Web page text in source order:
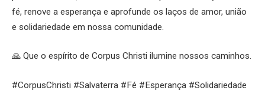
fé, renove a esperança e aprofunde os laços de amor, união
e solidariedade em nossa comunidade.
🙏 Que o espírito de Corpus Christi ilumine nossos caminhos.
#CorpusChristi #Salvaterra #Fé #Esperança #Solidariedade